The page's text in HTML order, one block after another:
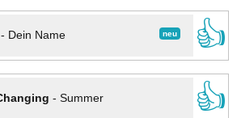
neu
Dein Name
👍
- Summer
👍